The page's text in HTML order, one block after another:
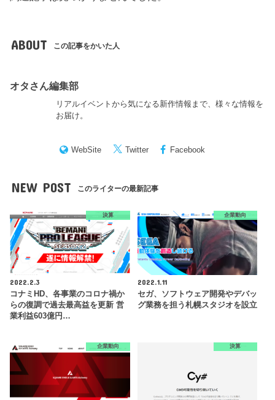
ABOUT この記事をかいた人
オタさん編集部
リアルイベントから気になる新作情報まで、様々な情報を
お届け。
WebSite Twitter Facebook
NEW POST このライターの最新記事
決算
2022.2.3
コナミHD、各事業のコロナ禍か
らの復調で過去最高益を更新 営
業利益603億円…
企業動向
2022.1.11
セガ、ソフトウェア開発やデバッ
グ業務を担う札幌スタジオを設立
企業動向 決算